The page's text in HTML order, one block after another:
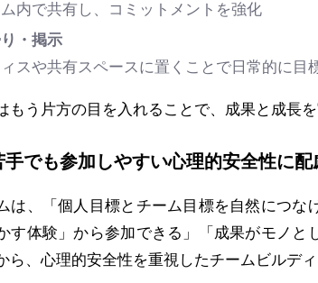
内で共有し、コミットメントを強化
・掲示
スや共有スペースに置くことで日常的に目
もう片方の目を入れることで、成果と成長を
手でも参加しやすい心理的安全性に配
は、「個人目標とチーム目標を自然につな
す体験」から参加できる」「成果がモノ
ら、心理的安全性を重視したチームビルデ